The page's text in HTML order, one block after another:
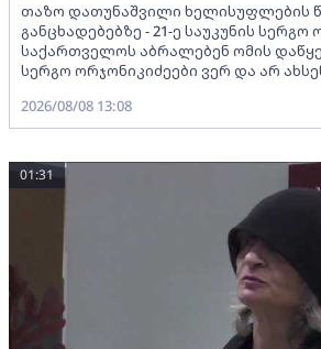
თაზო დათუნაშვილი ხელისუფლების
განცხადებებზე - 21-ე საუკუნის სერგო
საქართველოს აბრალებენ ომის
სერგო ორჯონიკიძეები ვერ და არ
2026/08/08 13:08
01:31